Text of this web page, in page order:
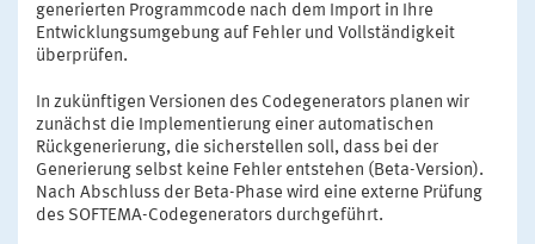
generierten Programmcode nach dem Import in Ihre
Entwicklungsumgebung auf Fehler und Vollständigkeit
überprüfen.
In zukünftigen Versionen des Codegenerators planen wir
zunächst die Implementierung einer automatischen
Rückgenerierung, die sicherstellen soll, dass bei der
Generierung selbst keine Fehler entstehen (Beta-Version).
Nach Abschluss der Beta-Phase wird eine externe Prüfung
des SOFTEMA-Codegenerators durchgeführt.